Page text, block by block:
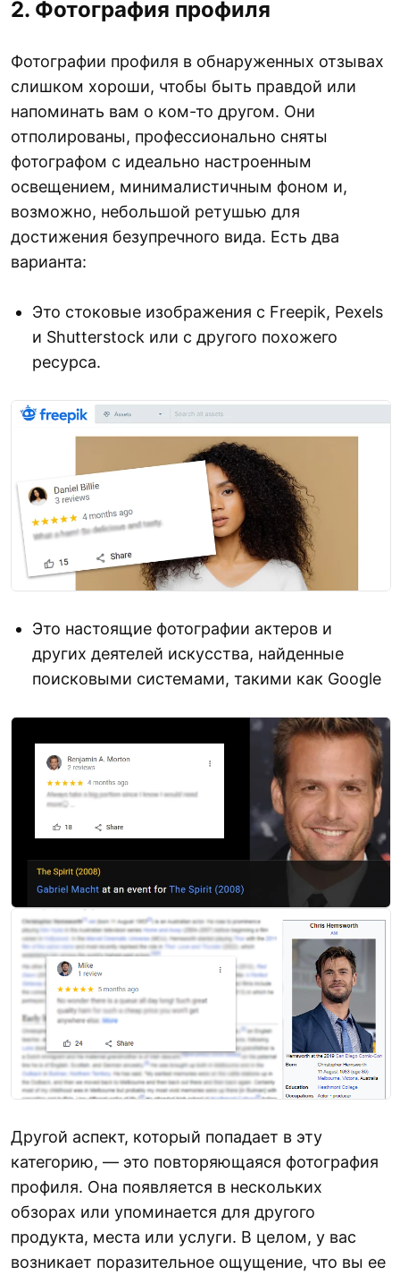
2. Фотография профиля
Фотографии профиля в обнаруженных отзывах
слишком хороши, чтобы быть правдой или
напоминать вам о ком-то другом. Они
отполированы, профессионально сняты
фотографом с идеально настроенным
освещением, минималистичным фоном и,
возможно, небольшой ретушью для
достижения безупречного вида. Есть два
варианта:
Это стоковые изображения с Freepik, Pexels
и Shutterstock или с другого похожего
ресурса.
Это настоящие фотографии актеров и
других деятелей искусства, найденные
поисковыми системами, такими как Google
Другой аспект, который попадает в эту
категорию, — это повторяющаяся фотография
профиля. Она появляется в нескольких
обзорах или упоминается для другого
продукта, места или услуги. В целом, у вас
возникает поразительное ощущение, что вы ее